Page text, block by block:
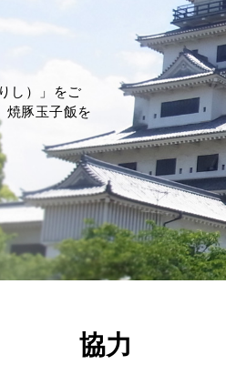
し）」をご
焼豚玉子飯を
協力